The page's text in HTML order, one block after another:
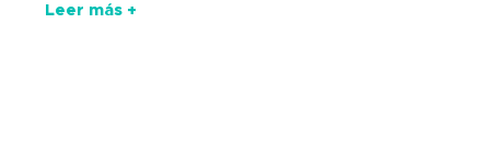
Leer más +